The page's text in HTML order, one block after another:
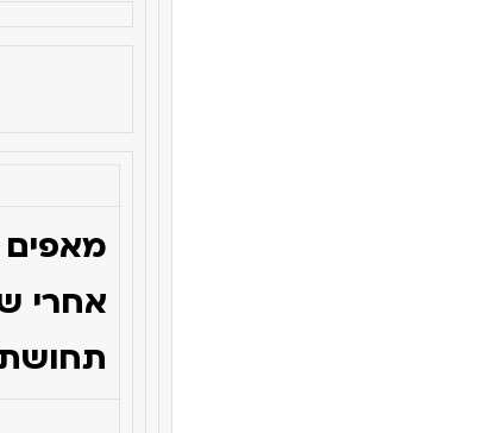
אחרי